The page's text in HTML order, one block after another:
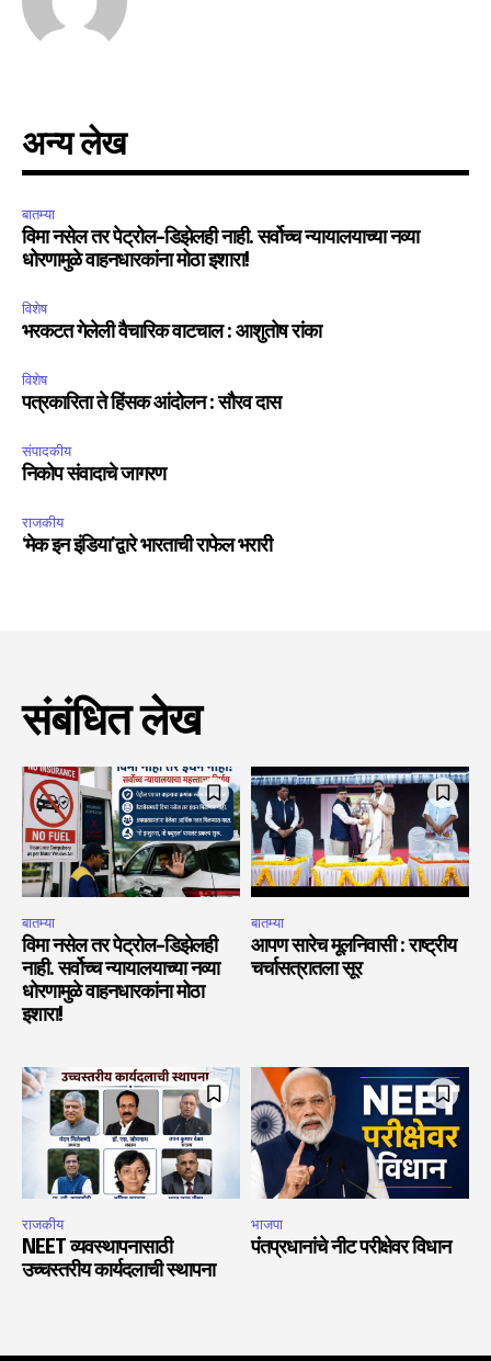
अन्य लेख
बातम्या
विमा नसेल तर पेट्रोल-डिझेलही नाही. सर्वोच्च न्यायालयाच्या नव्या
धोरणामुळे वाहनधारकांना मोठा इशारा!
विशेष
भरकटत गेलेली वैचारिक वाटचाल : आशुतोष रांका
विशेष
पत्रकारिता ते हिंसक आंदोलन : सौरव दास
संपादकीय
निकोप संवादाचे जागरण
राजकीय
‘मेक इन इंडिया’द्वारे भारताची राफेल भरारी
संबंधित लेख
बातम्या
विमा नसेल तर पेट्रोल-डिझेलही
नाही. सर्वोच्च न्यायालयाच्या नव्या
धोरणामुळे वाहनधारकांना मोठा
इशारा!
बातम्या
आपण सारेच मूलनिवासी : राष्ट्रीय
चर्चासत्रातला सूर
राजकीय
NEET व्यवस्थापनासाठी
उच्चस्तरीय कार्यदलाची स्थापना
भाजपा
पंतप्रधानांचे नीट परीक्षेवर विधान